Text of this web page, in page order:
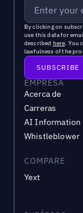
By clicking on
use this data for
described here. You
lawfulness of the
EMPRESA
Acerca de
Carreras
AI Information
Whistleblower
COMPARE
Yext